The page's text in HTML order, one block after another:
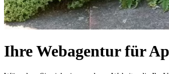
Ihre Webagentur für